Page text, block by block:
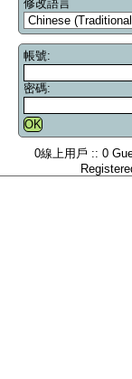
修改語言
帳號:
密碼:
0線上用戶 :: 0